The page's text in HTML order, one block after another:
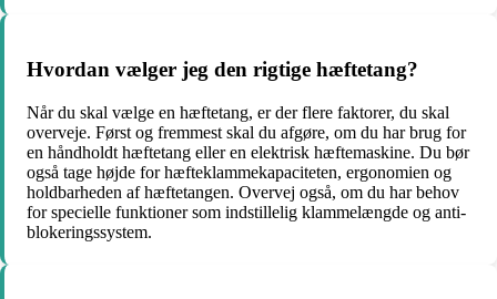
Hvordan vælger jeg den rigtige hæftetang?
Når du skal vælge en hæftetang, er der flere faktorer, du skal
overveje. Først og fremmest skal du afgøre, om du har brug for
en håndholdt hæftetang eller en elektrisk hæftemaskine. Du bør
også tage højde for hæfteklammekapaciteten, ergonomien og
holdbarheden af ​​hæftetangen. Overvej også, om du har behov
for specielle funktioner som indstillelig klammelængde og anti-
blokeringssystem.